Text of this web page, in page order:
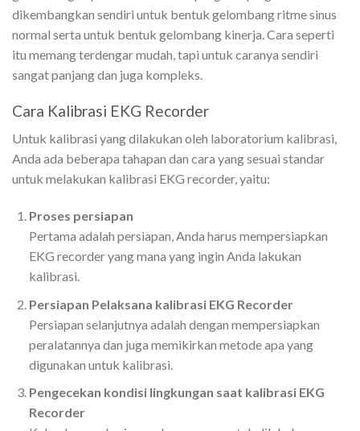
dikembangkan sendiri untuk bentuk gelombang ritme sinus
normal serta untuk bentuk gelombang kinerja. Cara seperti
itu memang terdengar mudah, tapi untuk caranya sendiri
sangat panjang dan juga kompleks.
Cara Kalibrasi EKG Recorder
Untuk kalibrasi yang dilakukan oleh laboratorium kalibrasi,
Anda ada beberapa tahapan dan cara yang sesuai standar
untuk melakukan kalibrasi EKG recorder, yaitu:
Proses persiapan
Pertama adalah persiapan, Anda harus mempersiapkan
EKG recorder yang mana yang ingin Anda lakukan
kalibrasi.
Persiapan Pelaksana kalibrasi EKG Recorder
Persiapan selanjutnya adalah dengan mempersiapkan
peralatannya dan juga memikirkan metode apa yang
digunakan untuk kalibrasi.
Pengecekan kondisi lingkungan saat kalibrasi EKG
Recorder